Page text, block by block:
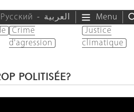
Русский العربية Menu
Crime
d'agression
Justice
climatique
POLITISÉE?